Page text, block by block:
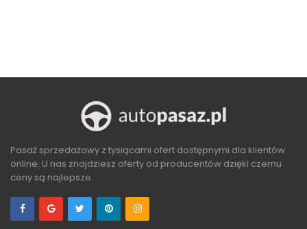
Pasaż sprzedażowy z tysiącami ofert dostępnymi dla klientów
online. U nas znajdziesz oferty od producentów dzięki czemu
ceny są najlepsze.